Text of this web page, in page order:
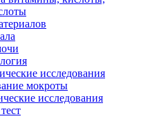
исследования
мокроты
исследования